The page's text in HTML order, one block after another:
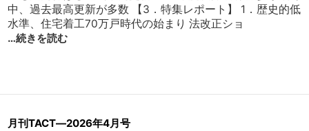
中、過去最高更新が多数 【3．特集レポート】 1．歴史的低
水準、住宅着工70万戸時代の始まり 法改正ショ
…続きを読む
月刊TACT―2026年4月号